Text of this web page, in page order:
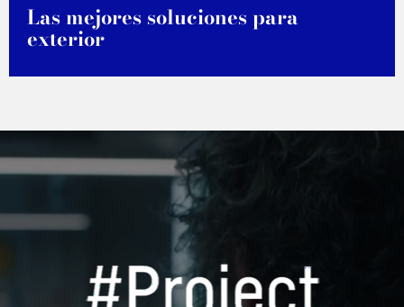
Las mejores soluciones para
exterior